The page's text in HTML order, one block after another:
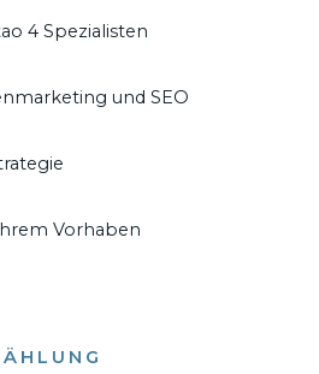
4 Spezialisten
und SEO
Vorhaben